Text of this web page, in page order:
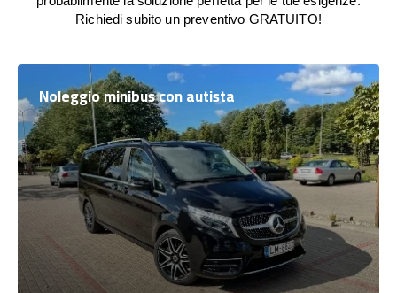
Richiedi subito un preventivo GRATUITO!
Noleggio minibus con autista